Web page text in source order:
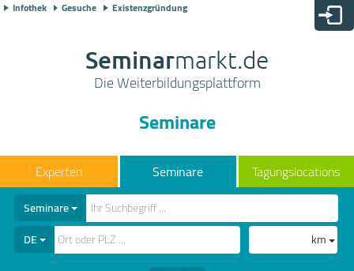
Infothek Gesuche Existenzgründung
Seminarmarkt.de
Die Weiterbildungsplattform
Seminare
Seminare Tagungslocations
Seminare
DE
km